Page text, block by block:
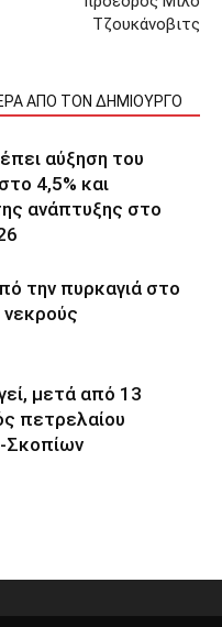
Τζουκάνοβιτς
ΑΠΟ ΤΟΝ ΔΗΜΙΟΥΡΓΟ
αύξηση του
4,5% και
ανάπτυξης στο
την πυρκαγιά στο
νεκρούς
μετά από 13
πετρελαίου
Σκοπίων